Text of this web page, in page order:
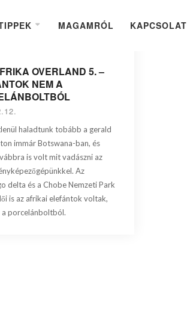
MAGAMRÓL KAPCSOLAT
OVERLAND 5. –
NEM A
haladtunk tobább a gerald
immár Botswana-ban, és
is volt mit vadászni az
Az
delta és a Chobe Nemzeti Park
is az afrikai elefántok voltak,
a porcelánboltból.